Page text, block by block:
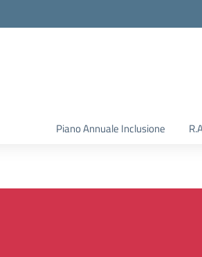
Piano Annuale Inclusione